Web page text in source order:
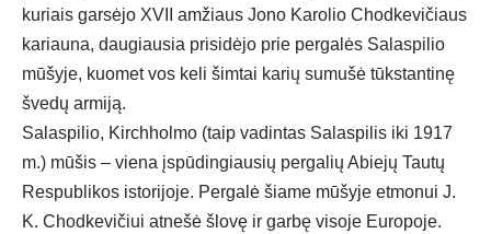
kuriais garsėjo XVII amžiaus Jono Karolio Chodkevičiaus
kariauna, daugiausia prisidėjo prie pergalės Salaspilio
mūšyje, kuomet vos keli šimtai karių sumušė tūkstantinę
švedų armiją.
Salaspilio, Kirchholmo (taip vadintas Salaspilis iki 1917
m.) mūšis – viena įspūdingiausių pergalių Abiejų Tautų
Respublikos istorijoje. Pergalė šiame mūšyje etmonui J.
K. Chodkevičiui atnešė šlovę ir garbę visoje Europoje.